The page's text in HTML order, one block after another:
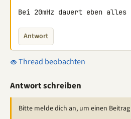
Bei 20mHz dauert eben
Antwort
Thread beobachten
Antwort schreiben
Bitte melde dich an, um einen